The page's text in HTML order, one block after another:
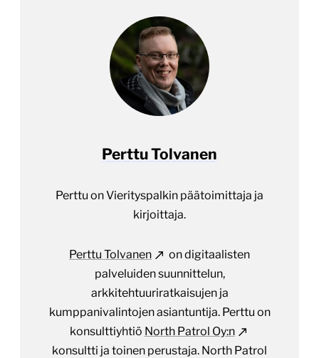
Perttu Tolvanen
Perttu on Vierityspalkin päätoimittaja ja
kirjoittaja.
Perttu Tolvanen
on digitaalisten
palveluiden suunnittelun,
arkkitehtuuriratkaisujen ja
kumppanivalintojen asiantuntija. Perttu on
konsulttiyhtiö North Patrol Oy:n
konsultti ja toinen perustaja. North Patrol